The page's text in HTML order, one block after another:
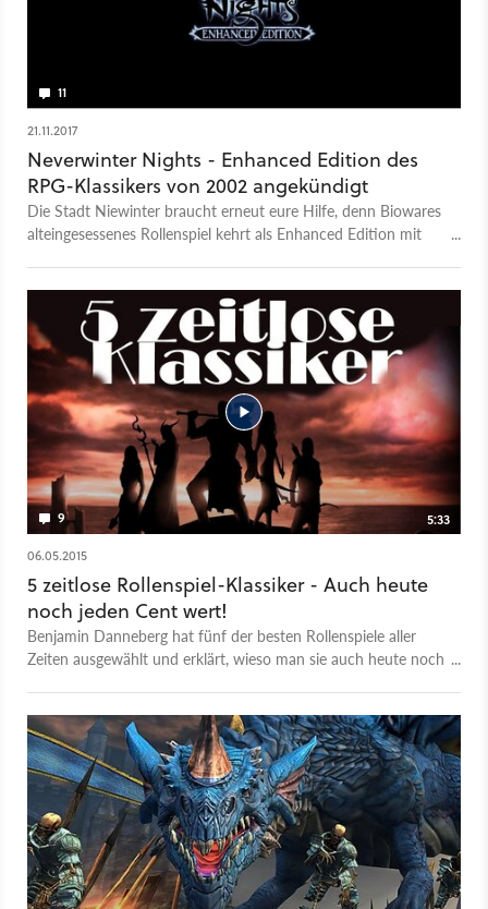
11
21.11.2017
Neverwinter Nights - Enhanced Edition des
RPG-Klassikers von 2002 angekündigt
Die Stadt Niewinter braucht erneut eure Hilfe, denn Biowares
alteingesessenes Rollenspiel kehrt als Enhanced Edition mit
9
5:33
06.05.2015
5 zeitlose Rollenspiel-Klassiker - Auch heute
noch jeden Cent wert!
Benjamin Danneberg hat fünf der besten Rollenspiele aller
Zeiten ausgewählt und erklärt, wieso man sie auch heute noch